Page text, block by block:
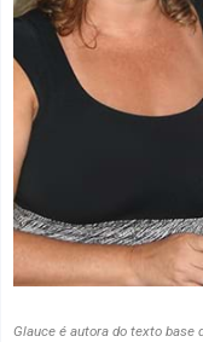
Glauce é autora do texto base